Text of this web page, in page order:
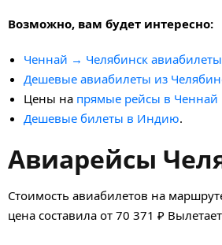
Возможно, вам будет интересно:
Ченнай → Челябинск авиабилеты
Дешевые авиабилеты из
Цены на прямые рейсы в Ченнай
Дешевые билеты в Индию.
Авиарейсы
Стоимость авиабилетов на
цена составила от 70 371 ₽